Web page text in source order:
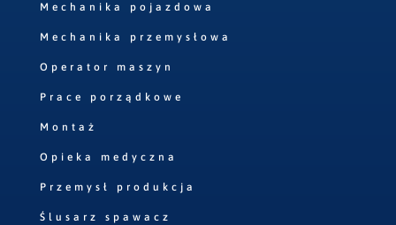
Mechanika pojazdowa
Mechanika przemysłowa
Operator maszyn
Prace porządkowe
Montaż
Opieka medyczna
Przemysł produkcja
Ślusarz spawacz